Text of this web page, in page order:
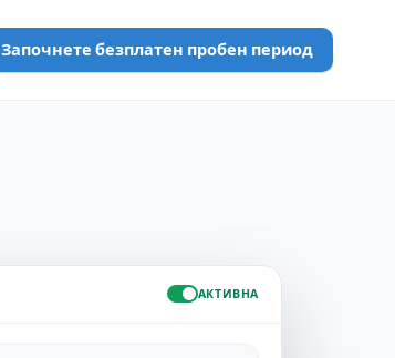
Започнете безплатен пробен период
АКТИВНА